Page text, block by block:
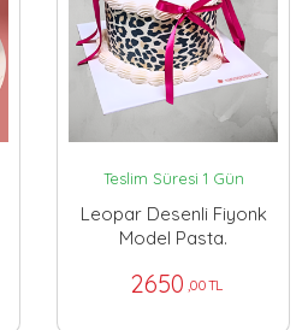
Teslim Süresi 1 Gün
Leopar Desenli Fiyonk
Model Pasta.
2650 ,00 TL